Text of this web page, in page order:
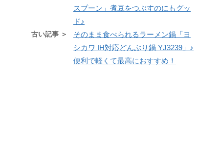
スプーン」煮豆をつぶすのにもグッ
ド♪
古い記事 ＞
そのまま食べられるラーメン鍋「ヨ
シカワ IH対応どんぶり鍋 YJ3239」♪
便利で軽くて最高におすすめ！